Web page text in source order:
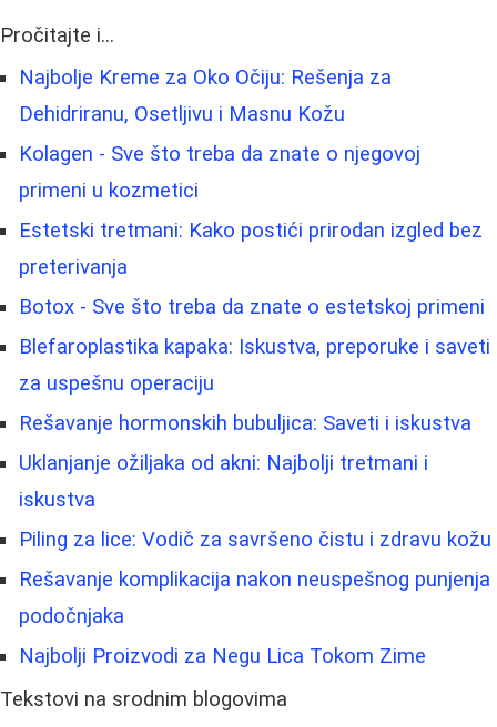
Pročitajte i...
Najbolje Kreme za Oko Očiju: Rešenja za
Dehidriranu, Osetljivu i Masnu Kožu
Kolagen - Sve što treba da znate o njegovoj
primeni u kozmetici
Estetski tretmani: Kako postići prirodan izgled bez
preterivanja
Botox - Sve što treba da znate o estetskoj primeni
Blefaroplastika kapaka: Iskustva, preporuke i saveti
za uspešnu operaciju
Rešavanje hormonskih bubuljica: Saveti i iskustva
Uklanjanje ožiljaka od akni: Najbolji tretmani i
iskustva
Piling za lice: Vodič za savršeno čistu i zdravu kožu
Rešavanje komplikacija nakon neuspešnog punjenja
podočnjaka
Najbolji Proizvodi za Negu Lica Tokom Zime
Tekstovi na srodnim blogovima